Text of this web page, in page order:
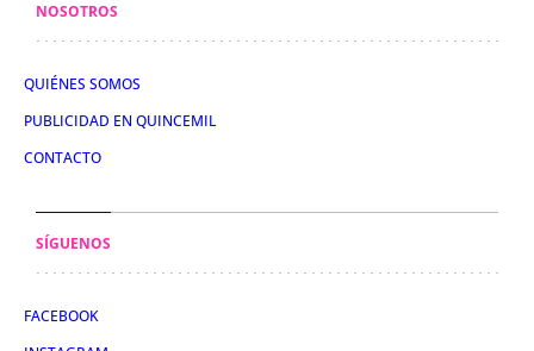
NOSOTROS
QUIÉNES SOMOS
PUBLICIDAD EN QUINCEMIL
CONTACTO
SÍGUENOS
FACEBOOK